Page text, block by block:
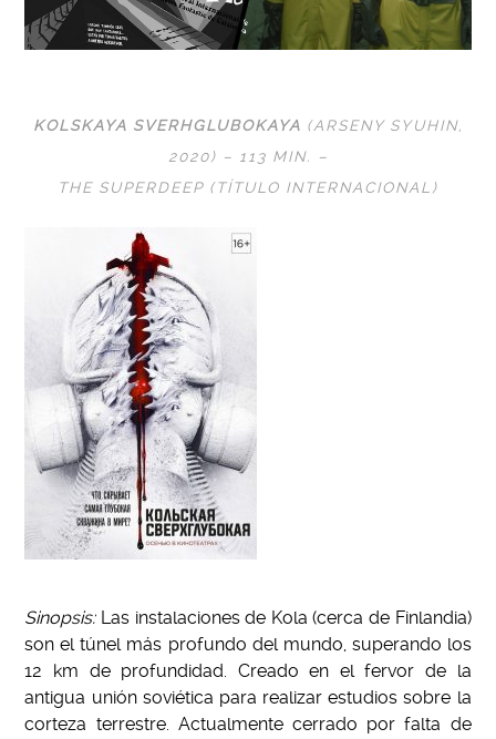
KOLSKAYA SVERHGLUBOKAYA (ARSENY SYUHIN,
2020) – 113 MIN. –
THE SUPERDEEP (TÍTULO INTERNACIONAL)
Sinopsis: Las instalaciones de Kola (cerca de Finlandia)
son el túnel más profundo del mundo, superando los
12 km de profundidad. Creado en el fervor de la
antigua unión soviética para realizar estudios sobre la
corteza terrestre. Actualmente cerrado por falta de